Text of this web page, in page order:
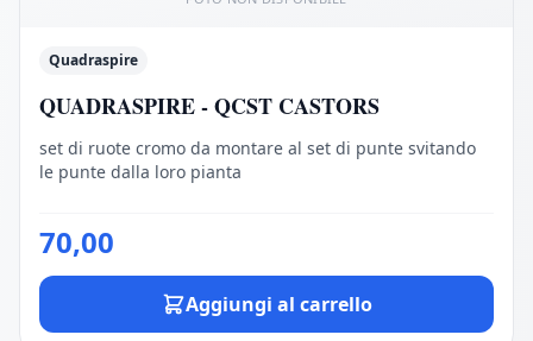
Quadraspire
QUADRASPIRE - QCST CASTORS
set di ruote cromo da montare al set di punte svitando
le punte dalla loro pianta
70,00
Aggiungi al carrello